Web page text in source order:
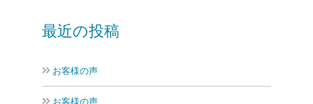
最近の投稿
お客様の声
お客様の声